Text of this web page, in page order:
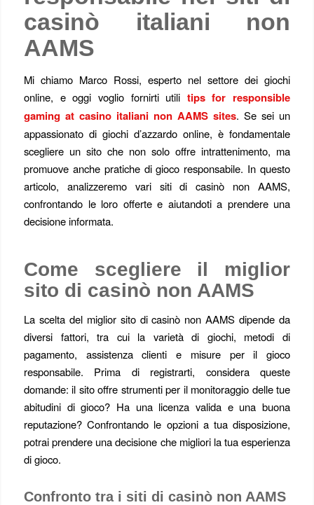
casinò italiani non
AAMS
Mi chiamo Marco Rossi, esperto nel settore dei giochi
online, e oggi voglio fornirti utili tips for responsible
gaming at casino italiani non AAMS sites. Se sei un
appassionato di giochi d’azzardo online, è fondamentale
scegliere un sito che non solo offre intrattenimento, ma
promuove anche pratiche di gioco responsabile. In questo
articolo, analizzeremo vari siti di casinò non AAMS,
confrontando le loro offerte e aiutandoti a prendere una
decisione informata.
Come scegliere il miglior
sito di casinò non AAMS
La scelta del miglior sito di casinò non AAMS dipende da
diversi fattori, tra cui la varietà di giochi, metodi di
pagamento, assistenza clienti e misure per il gioco
responsabile. Prima di registrarti, considera queste
domande: il sito offre strumenti per il monitoraggio delle tue
abitudini di gioco? Ha una licenza valida e una buona
reputazione? Confrontando le opzioni a tua disposizione,
potrai prendere una decisione che migliori la tua esperienza
di gioco.
Confronto tra i siti di casinò non AAMS